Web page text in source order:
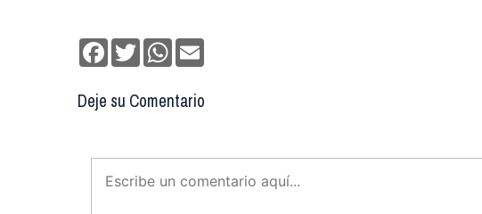
Facebook
TwitterWhatsApp
Deje su Comentario